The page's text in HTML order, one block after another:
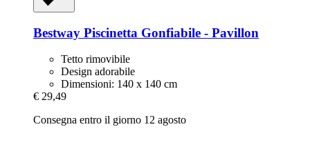
Bestway Piscinetta Gonfiabile -​ Pavillon
Tetto rimovibile
Design adorabile
Dimensioni: 140 x 140 cm
€ 29,49
Consegna entro il giorno 12 agosto